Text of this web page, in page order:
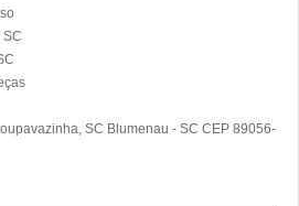
SC
SC Blumenau - SC CEP 89056-